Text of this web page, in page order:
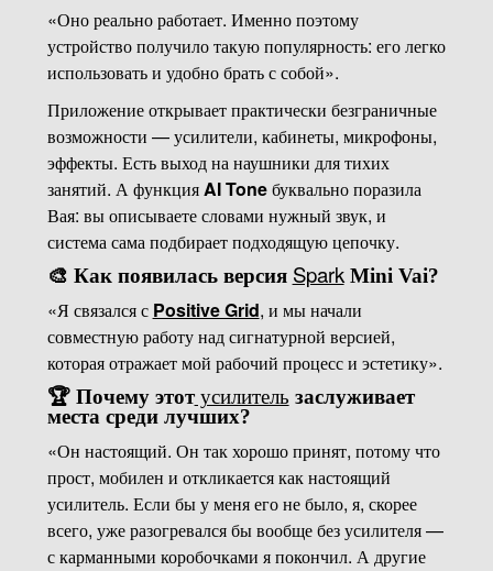
«Оно реально работает. Именно поэтому
устройство получило такую популярность: его легко
использовать и удобно брать с собой».
Приложение открывает практически безграничные
возможности — усилители, кабинеты, микрофоны,
эффекты. Есть выход на наушники для тихих
занятий. А функцияAI Toneбуквально поразила
Вая: вы описываете словами нужный звук, и
система сама подбирает подходящую цепочку.
🎨 Как появилась версия SparkMini Vai?
«Я связался с Positive Grid, и мы начали
совместную работу над сигнатурной версией,
которая отражает мой рабочий процесс и эстетику».
🏆 Почему этотусилитель заслуживает
места среди лучших?
«Он настоящий. Он так хорошо принят, потому что
прост, мобилен и откликается как настоящий
усилитель. Если бы у меня его не было, я, скорее
всего, уже разогревался бы вообще без усилителя —
с карманными коробочками я покончил. А другие